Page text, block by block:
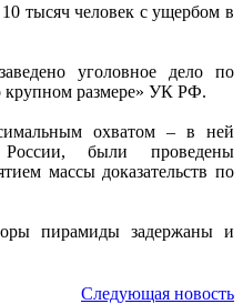
тысяч человек с ущербом в
уголовное дело по
крупном размере» УК РФ.
охватом – в ней
были проведены
массы доказательств по
пирамиды задержаны и
Следующая новость